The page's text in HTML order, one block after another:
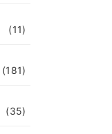
(11)
(181)
(35)